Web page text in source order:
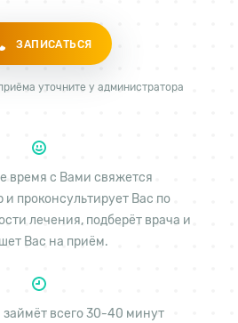
ЗАПИСАТЬСЯ
уточните у администратора
время с Вами свяжется
проконсультирует Вас по
лечения, подберёт врача и
Вас на приём.
займёт всего 30-40 минут